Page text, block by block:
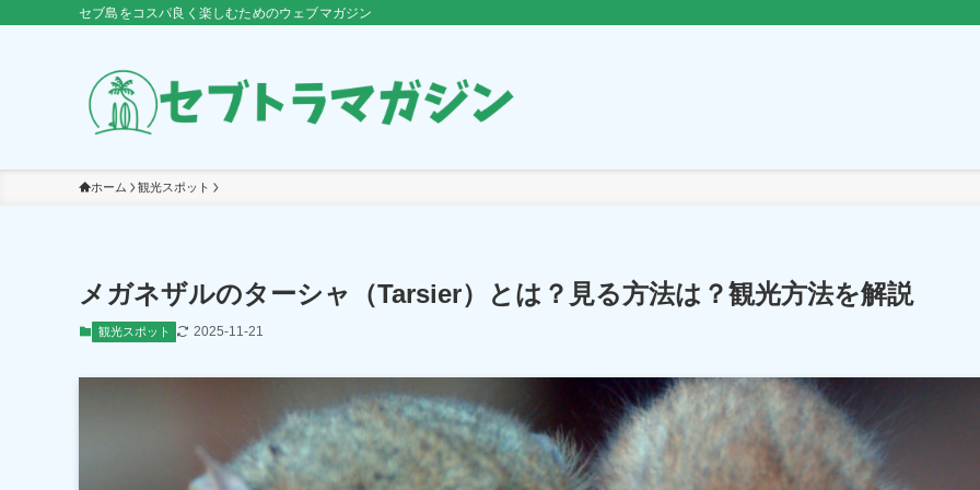
セブ島をコスパ良く楽しむためのウェブマガジン
ホーム 観光スポット
メガネザルのターシャ（Tarsier）とは？見る方法は？観光方法を解説
観光スポット 2025-11-21